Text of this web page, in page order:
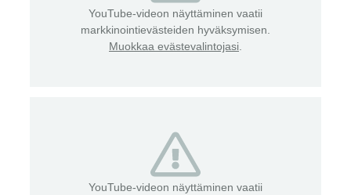
YouTube-videon näyttäminen vaatii
markkinointievästeiden hyväksymisen.
Muokkaa evästevalintojasi
YouTube-videon näyttäminen vaatii